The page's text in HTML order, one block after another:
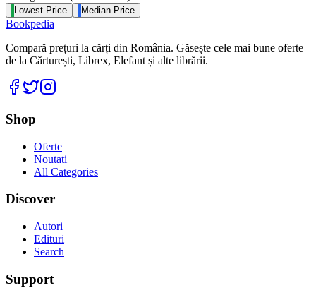
Lowest Price Median Price
Bookpedia
Compară prețuri la cărți din România. Găsește cele mai bune oferte
de la Cărturești, Librex, Elefant și alte librării.
Facebook
Twitter
Shop
Oferte
Noutati
All Categories
Discover
Autori
Edituri
Search
Support